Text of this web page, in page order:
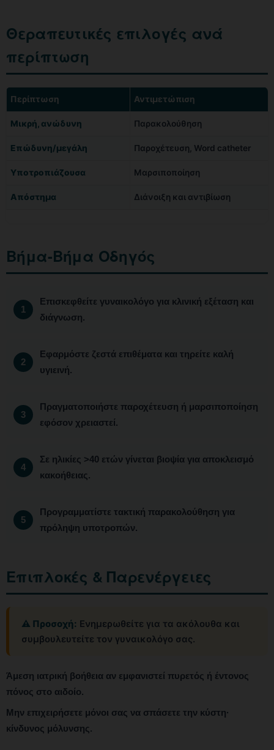
Θεραπευτικές επιλογές ανά
περίπτωση
Περίπτωση Αντιμετώπιση
Μικρή, ανώδυνη Παρακολούθηση
Επώδυνη/μεγάλη Παροχέτευση, Word catheter
Υποτροπιάζουσα Μαρσιποποίηση
Απόστημα Διάνοιξη και αντιβίωση
Βήμα-Βήμα Οδηγός
Επισκεφθείτε γυναικολόγο για κλινική εξέταση και
διάγνωση.
Εφαρμόστε ζεστά επιθέματα και τηρείτε καλή
υγιεινή.
Πραγματοποιήστε παροχέτευση ή μαρσιποποίηση
εφόσον χρειαστεί.
Σε ηλικίες >40 ετών γίνεται βιοψία για αποκλεισμό
κακοήθειας.
Προγραμματίστε τακτική παρακολούθηση για
πρόληψη υποτροπών.
Επιπλοκές & Παρενέργειες
⚠️ Προσοχή: Ενημερωθείτε για τα ακόλουθα και
συμβουλευτείτε τον γυναικολόγο σας.
Άμεση ιατρική βοήθεια αν εμφανιστεί πυρετός ή έντονος
πόνος στο αιδοίο.
Μην επιχειρήσετε μόνοι σας να σπάσετε την κύστη·
κίνδυνος μόλυνσης.